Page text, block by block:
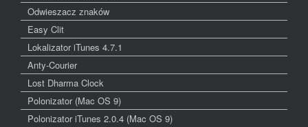
Odwieszacz znaków
Easy Clit
Lokalizator iTunes 4.7.1
Anty-Courier
Lost Dharma Clock
Polonizator (Mac OS 9)
Polonizator iTunes 2.0.4 (Mac OS 9)